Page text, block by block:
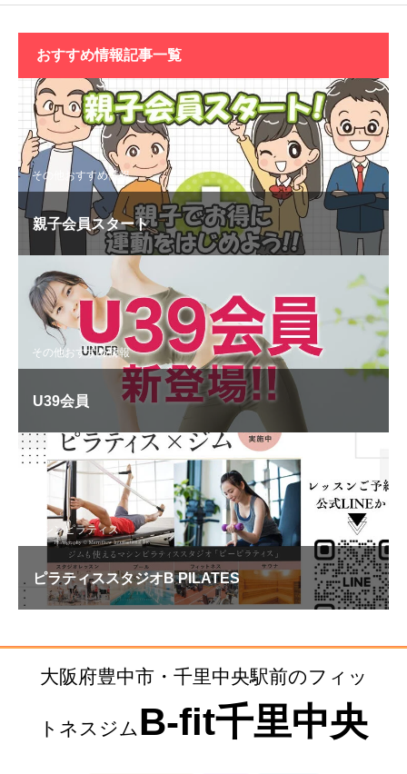
おすすめ情報記事一覧
その他おすすめ情報
親子会員スタート
その他おすすめ情報
U39会員
マシンピラティス
ピラティススタジオB PILATES
大阪府豊中市・千里中央駅前のフィッ
トネスジム B-fit千里中央